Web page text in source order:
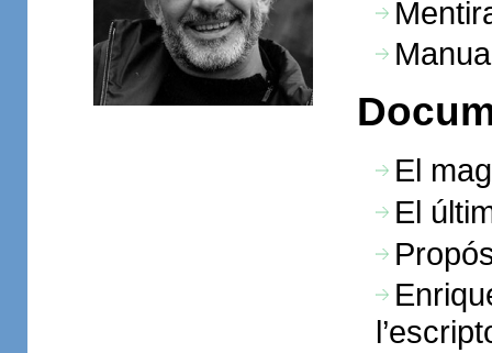
El
El